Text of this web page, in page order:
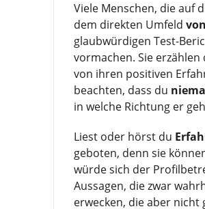
Viele Menschen, die auf
dem direkten Umfeld
glaubwürdigen Test-
vormachen. Sie
von ihren positiven
beachten, dass du
in welche Richtung er
Liest oder hörst du
geboten, denn sie
würde sich der
Aussagen, die zwar
erwecken, die aber